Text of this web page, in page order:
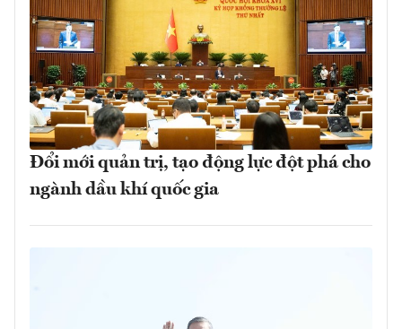
Đổi mới quản trị, tạo động lực đột phá cho
ngành dầu khí quốc gia